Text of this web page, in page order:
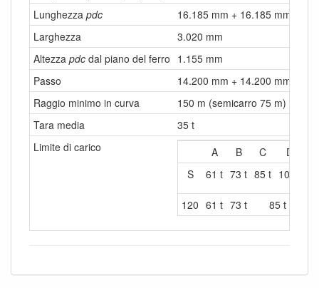
Lunghezza pdc
16.185 mm + 16.185 mm
Larghezza
3.020 mm
Altezza pdc dal piano del ferro 1.155 mm
Passo
14.200 mm + 14.200 mm
Raggio minimo in curva
150 m (semicarro 75 m)
Tara media
35 t
Limite di carico
A B C
D
S
61 t 73 t 85 t 100 t
120 61 t 73 t 85 t